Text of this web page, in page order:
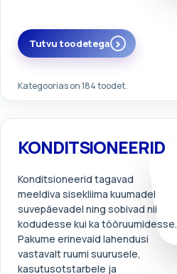
Kategoorias on 184 toodet.
Tutvu toodetega
KONDITSIONEERID
Konditsioneerid tagavad
meeldiva sisekliima kuumadel
suvepäevadel ning sobivad nii
kodudesse kui ka tööruumidesse.
Pakume erinevaid lahendusi
vastavalt ruumi suurusele,
kasutusotstarbele ja